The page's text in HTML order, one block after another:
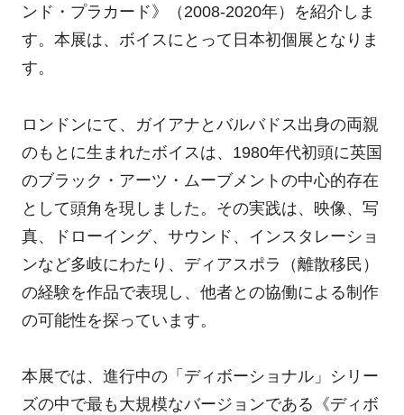
ンド・プラカード》（2008-2020年）を紹介しま
す。本展は、ボイスにとって日本初個展となりま
す。
ロンドンにて、ガイアナとバルバドス出身の両親
のもとに生まれたボイスは、1980年代初頭に英国
のブラック・アーツ・ムーブメントの中心的存在
として頭角を現しました。その実践は、映像、写
真、ドローイング、サウンド、インスタレーショ
ンなど多岐にわたり、ディアスポラ（離散移民）
の経験を作品で表現し、他者との協働による制作
の可能性を探っています。
本展では、進行中の「ディボーショナル」シリー
ズの中で最も大規模なバージョンである《ディボ